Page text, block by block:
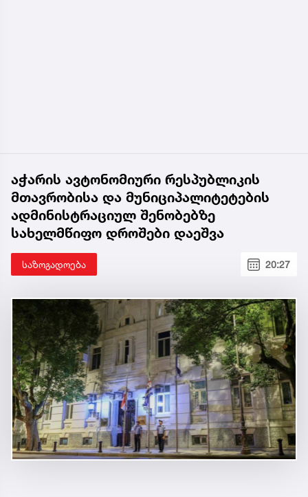
აჭარის ავტონომიური რესპუბლიკის
მთავრობისა და მუნიციპალიტეტების
ადმინისტრაციულ შენობებზე
სახელმწიფო დროშები დაეშვა
საზოგადოება 20:27